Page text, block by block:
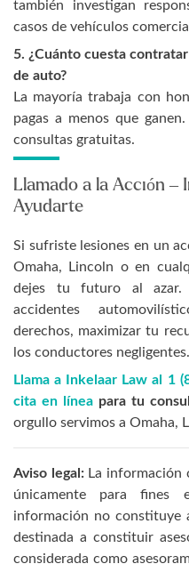
también investigan
casos de vehículos
5. ¿Cuánto cuesta
de auto?
La mayoría trabaja con
pagas a menos que
consultas gratuitas.
Llamado a la Acción –
Ayudarte
Si sufriste lesiones en un
Omaha, Lincoln o en
dejes tu futuro al azar.
accidentes
derechos, maximizar tu
los conductores negligentes.
Llama a Inkelaar Law al 1
cita en línea para tu
orgullo servimos a Omaha,
Aviso legal:La información
únicamente para fines
información no constituye
destinada a constituir
considerada como